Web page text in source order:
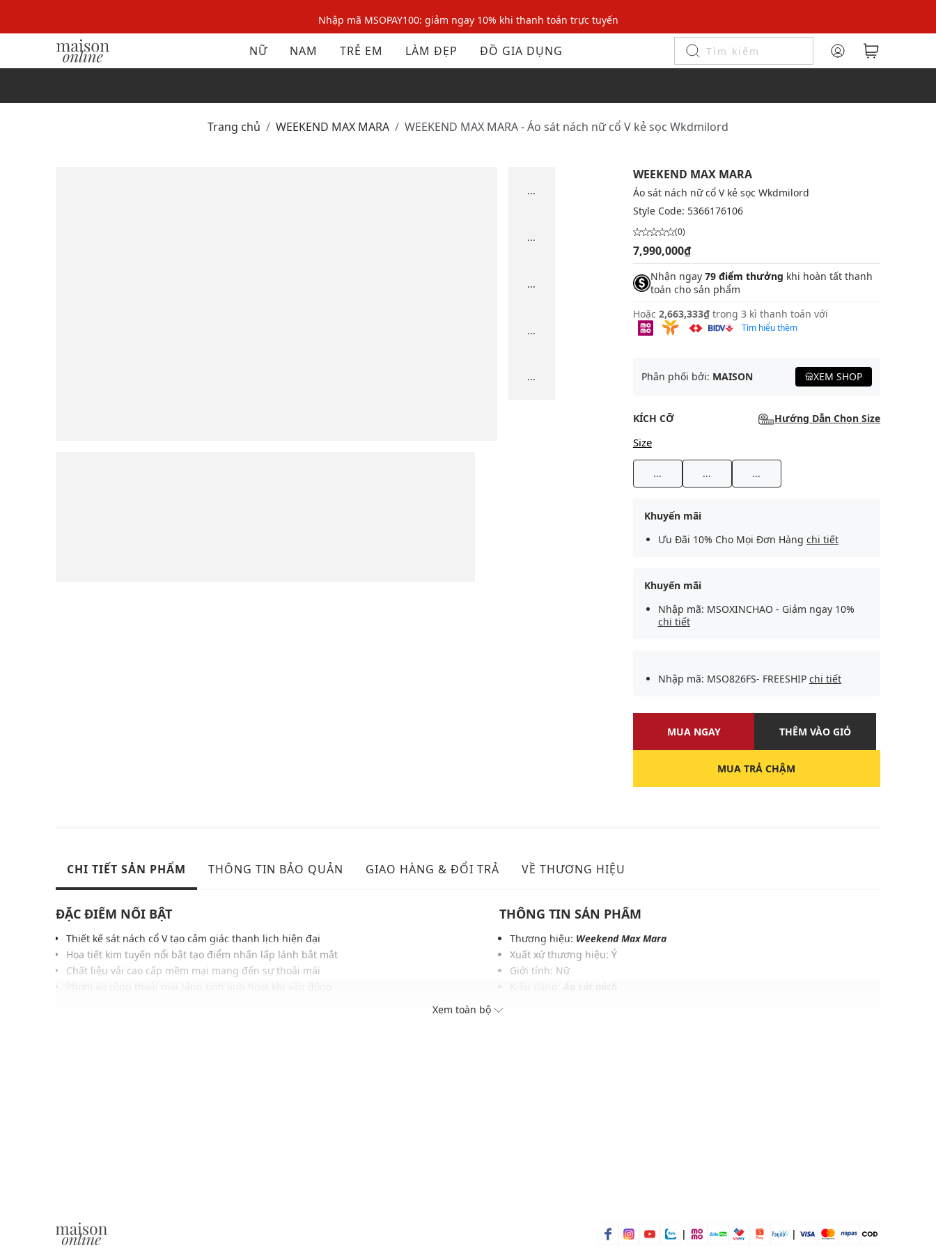
Nhập mã MSOPAY100: giảm ngay 10% khi thanh toán trực tuyến
Nhập mã: MSOXINCHAO - Giảm 10% đơn đầu cho thành viên mới!
Nhập mã MSOPAY100: giảm ngay 10% khi thanh toán trực tuyến
NỮ NAM TRẺ EM LÀM ĐẸP ĐỒ GIA DỤNG
Trang chủ WEEKEND MAX MARA WEEKEND MAX MARA - Áo sát nách nữ cổ V kẻ sọc Wkdmilord
...
...
...
...
...
WEEKEND MAX MARA
Áo sát nách nữ cổ V kẻ sọc Wkdmilord
Style Code: 5366176106
(0)
7,990,000₫
Nhận ngay 79 điểm thưởng khi hoàn tất thanh
toán cho sản phẩm
Hoặc 2,663,333₫ trong 3 kì thanh toán với
Tìm hiểu thêm
Phân phối bởi: MAISON XEM SHOP
KÍCH CỠ Hướng Dẫn Chọn Size
Size
... ... ...
Khuyến mãi
Ưu Đãi 10% Cho Mọi Đơn Hàng chi tiết
Khuyến mãi
Nhập mã: MSOXINCHAO - Giảm ngay 10%
chi tiết
Nhập mã: MSO826FS- FREESHIP chi tiết
MUA NGAY THÊM VÀO GIỎ
MUA TRẢ CHẬM
CHI TIẾT SẢN PHẨM THÔNG TIN BẢO QUẢN GIAO HÀNG & ĐỔI TRẢ VỀ THƯƠNG HIỆU
ĐẶC ĐIỂM NỔI BẬT
Thiết kế sát nách cổ V tạo cảm giác thanh lịch hiện đại
Họa tiết kim tuyến nổi bật tạo điểm nhấn lấp lánh bắt mắt
Chất liệu vải cao cấp mềm mại mang đến sự thoải mái
THÔNG TIN SẢN PHẨM
Thương hiệu: Weekend Max Mara
Xuất xứ thương hiệu: Ý
Giới tính: Nữ
Xem toàn bộ
| |